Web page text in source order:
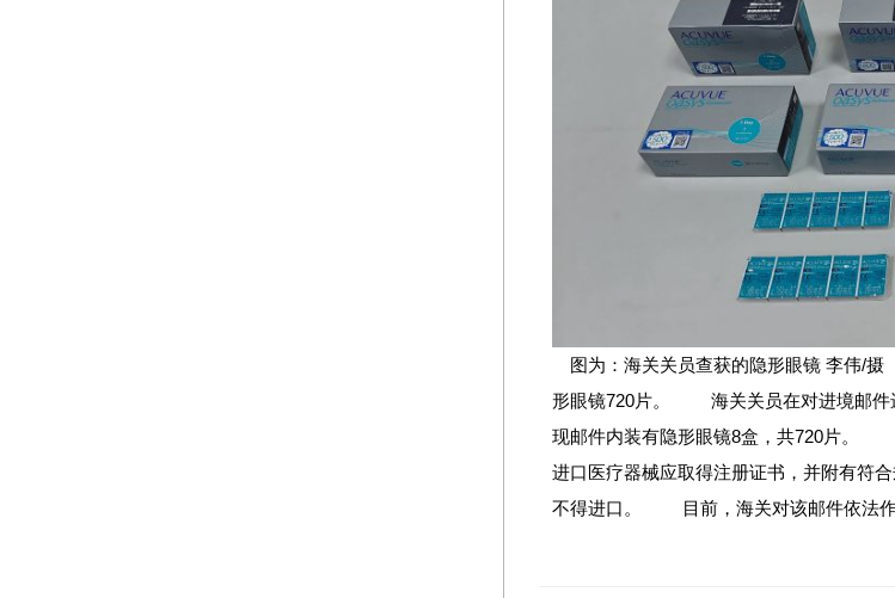
图为：海关关员查获的隐形眼镜 李伟/
形眼镜720片。 海关关员在对进境邮件
现邮件内装有隐形眼镜8盒，共720片。
进口医疗器械应取得注册证书，并附有符
不得进口。 目前，海关对该邮件依法